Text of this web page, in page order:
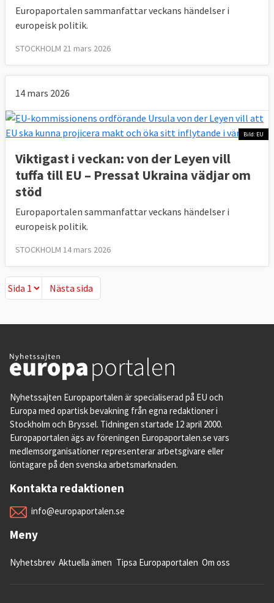
Europaportalen sammanfattar veckans händelser i
europeisk politik.
STOCKHOLM 21 mars 2026
14 mars 2026
Bild: EU
Viktigast i veckan: von der Leyen vill
tuffa till EU – Pressat Ukraina vädjar om
stöd
Europaportalen sammanfattar veckans händelser i
europeisk politik.
STOCKHOLM 14 mars 2026
Nästa sida
Nästa sida
Nyhetssajten Europaportalen är specialiserad på EU och
Europa med opartisk bevakning från egna redaktioner i
Stockholm och Bryssel. Tidningen startade 12 april 2000.
Europaportalen ägs av föreningen Europaportalen.se vars
medlemsorganisationer representerar arbetsgivare eller
löntagare på den svenska arbetsmarknaden.
Kontakta redaktionen
info@europaportalen.se
Meny
Nyhetsbrev Aktuella ämen Tipsa Europaportalen Om oss